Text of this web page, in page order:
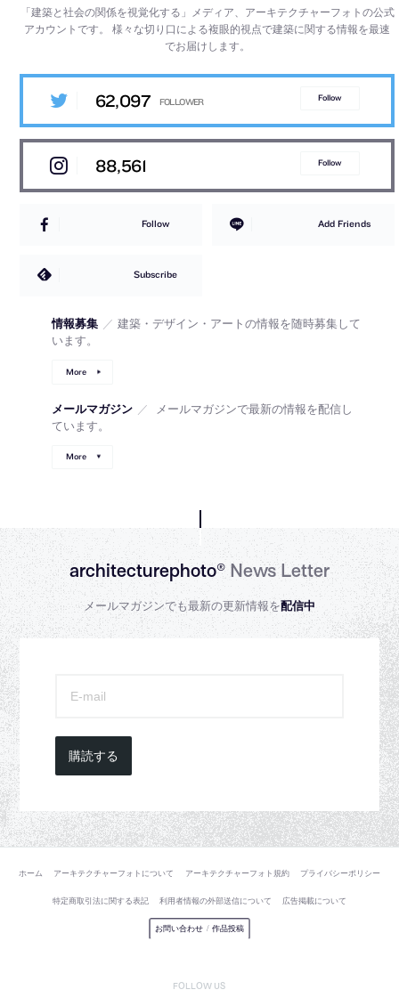
「建築と社会の関係を視覚化する」メディア、アーキテクチャーフォトの公式
アカウントです。様々な切り口による複眼的視点で建築に関する情報を最速
でお届けします。
62,097 Follow
88,561 Follow
Follow Add Friends
Subscribe
情報募集 ／ 建築・デザイン・アートの情報を随時募集して
います。
More
メールマガジン ／
メールマガジンで最新の情報を配信し
ています。
More
architecturephoto®News Letter
メールマガジンでも最新の更新情報を配信中
購読する
ホーム アーキテクチャーフォトについて アーキテクチャーフォト規約 プライバシーポリシー
特定商取引法に関する表記 利用者情報の外部送信について 広告掲載について
お問い合わせ / 作品投稿